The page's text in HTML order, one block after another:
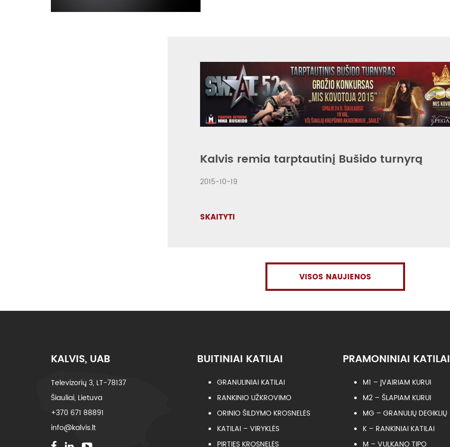
Kalvis remia tarptautinį Bušido turnyrą
2015-10-19
SKAITYTI
VISOS NAUJIENOS
KALVIS, UAB
Televizorių 3, LT-78137
Šiauliai, Lietuva
+370 671 88891
info@kalvis.lt
BUITINIAI KATILAI
GRANULINIAI KATILAI
RANKINIO UŽKROVIMO
ORINIO ŠILDYMO KROSNELĖS
KATILAI – VIRYKLĖS
PIRTIES KROSNELĖS
PRAMONINIAI KATILAI
M1 – ĮVAIRIAM KURUI
M2 – ŠLAPIAM KURUI
MG – GRANULIŲ DEGIKLIŲ
K – RANKINIAI KATILAI
M – VULKANO TIPO